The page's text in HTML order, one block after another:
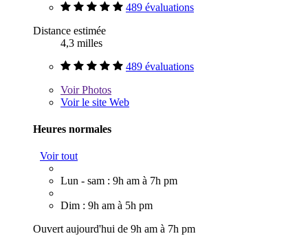
489 évaluations
Distance estimée
4,3 milles
489 évaluations
VoirPhotos
Voir le site Web
Heures normales
Voir tout
Lun - sam : 9h am à 7h pm
Dim : 9h am à 5h pm
Ouvert aujourd'hui de 9h am à 7h pm